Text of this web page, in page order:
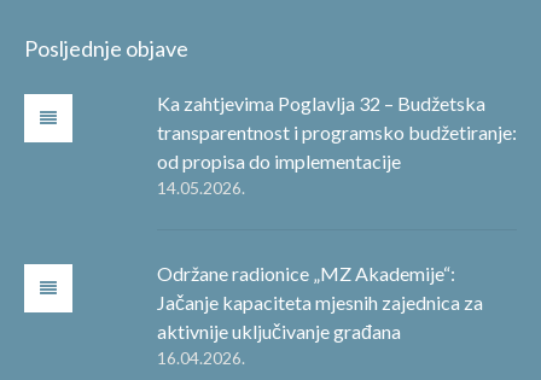
Posljednje objave
Ka zahtjevima Poglavlja 32 – Budžetska
transparentnost i programsko budžetiranje:
od propisa do implementacije
14.05.2026.
Održane radionice „MZ Akademije“:
Jačanje kapaciteta mjesnih zajednica za
aktivnije uključivanje građana
16.04.2026.